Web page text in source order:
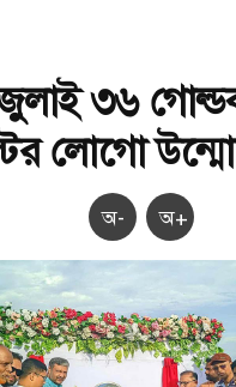
৩৬
লোগো
অ- অ+